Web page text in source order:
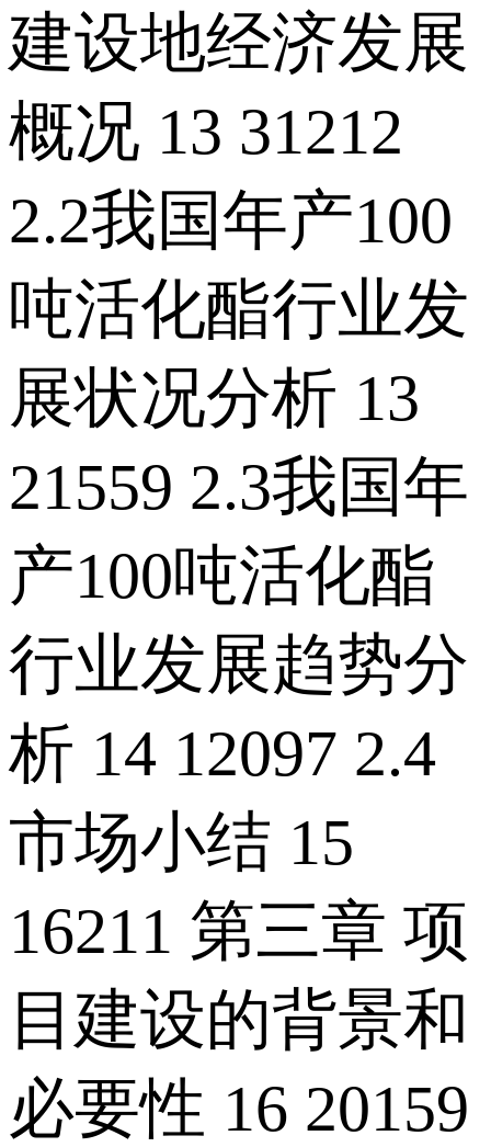
建设地经济发展
概况 13 31212
2.2我国年产100
吨活化酯行业发
展状况分析 13
21559 2.3我国年
产100吨活化酯
行业发展趋势分
析 14 12097 2.4
市场小结 15
16211 第三章 项
目建设的背景和
必要性 16 20159